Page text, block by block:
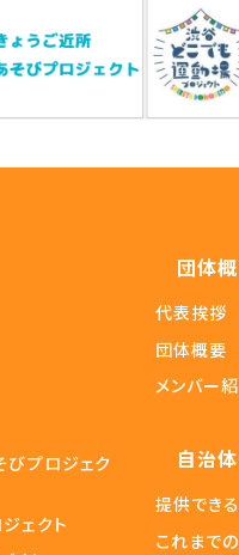
びプロジェク
ェクト
団体
代表挨拶
団体概要
メンバー
自治
提供でき
これまで